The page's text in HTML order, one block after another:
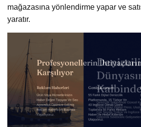
mağazasına yönlendirme yapar ve
yaratır.